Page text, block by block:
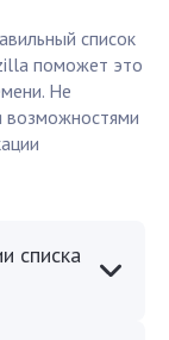
список
поможет это
Не
возможностями
списка